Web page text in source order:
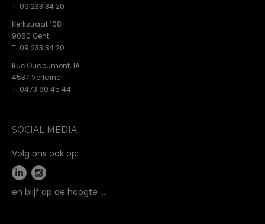
T. 09 233 34 20
Kerkstraat 108
9050 Gent
T. 09 233 34 20
Rue Oudoumont, 1A
4537 Verlaine
T. 0473 80 45 44
SOCIAL MEDIA
Volg ons ook op:
en blijf op de hoogte …